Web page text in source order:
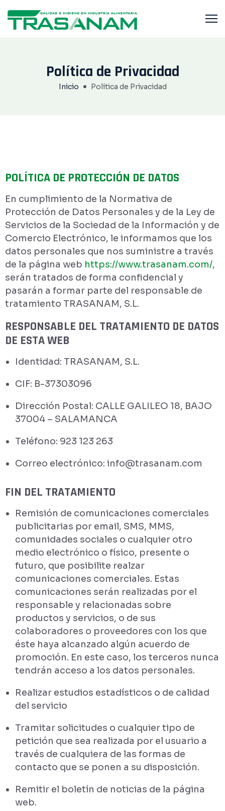
Política de Privacidad
Inicio Política de Privacidad
POLÍTICA DE PROTECCIÓN DE DATOS
En cumplimiento de la Normativa de
Protección de Datos Personales y de la Ley de
Servicios de la Sociedad de la Información y de
Comercio Electrónico, le informamos que los
datos personales que nos suministre a través
de la página web https://www.trasanam.com/,
serán tratados de forma confidencial y
pasarán a formar parte del responsable de
tratamiento TRASANAM, S.L.
RESPONSABLE DEL TRATAMIENTO DE DATOS
DE ESTA WEB
Identidad: TRASANAM, S.L.
CIF: B-37303096
Dirección Postal: CALLE GALILEO 18, BAJO
37004 – SALAMANCA
Teléfono: 923 123 263
Correo electrónico: info@trasanam.com
FIN DEL TRATAMIENTO
Remisión de comunicaciones comerciales
publicitarias por email, SMS, MMS,
comunidades sociales o cualquier otro
medio electrónico o físico, presente o
futuro, que posibilite realzar
comunicaciones comerciales. Estas
comunicaciones serán realizadas por el
responsable y relacionadas sobre
productos y servicios, o de sus
colaboradores o proveedores con los que
éste haya alcanzado algún acuerdo de
promoción. En este caso, los terceros nunca
tendrán acceso a los datos personales.
Realizar estudios estadísticos o de calidad
del servicio
Tramitar solicitudes o cualquier tipo de
petición que sea realizada por el usuario a
través de cualquiera de las formas de
contacto que se ponen a su disposición.
Remitir el boletín de noticias de la página
web.